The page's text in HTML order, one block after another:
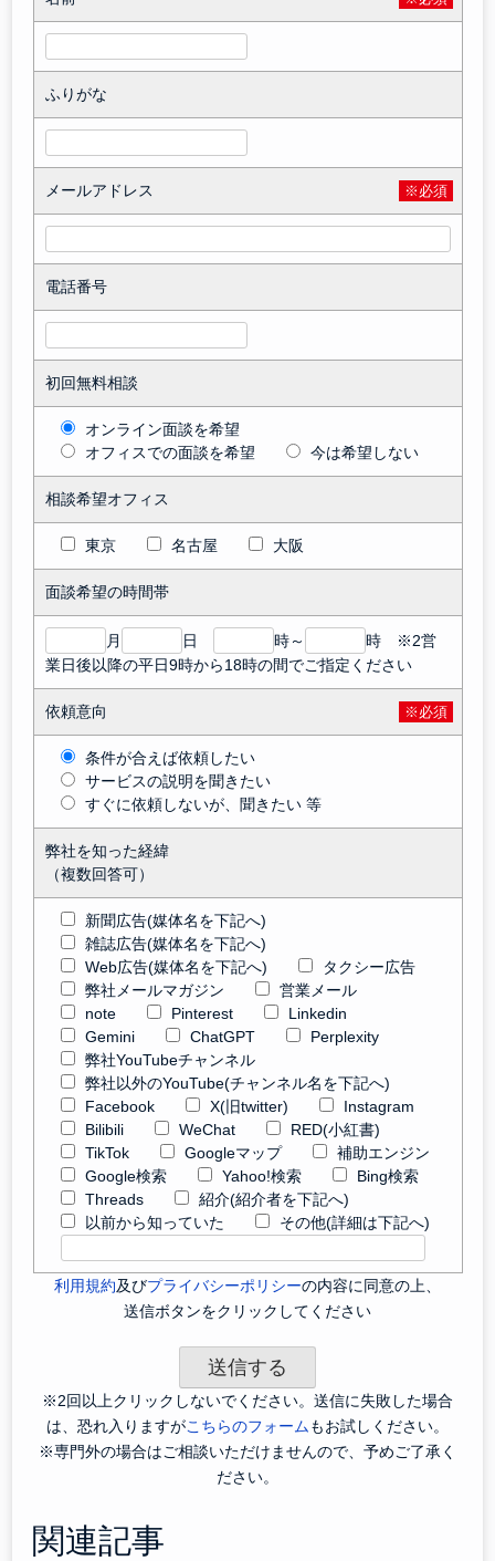
ふりがな
メールアドレス ※必須
電話番号
初回無料相談
オンライン面談を希望
オフィスでの面談を希望
今は希望しない
相談希望オフィス
東京 名古屋 大阪
面談希望の時間帯
月 日 時～
時 ※2営
業日後以降の平日9時から18時の間でご指定ください
依頼意向 ※必須
条件が合えば依頼したい
サービスの説明を聞きたい
すぐに依頼しないが、聞きたい 等
弊社を知った経緯
（複数回答可）
新聞広告(媒体名を下記へ)
雑誌広告(媒体名を下記へ)
Web広告(媒体名を下記へ)
タクシー広告
弊社メールマガジン
営業メール
note
Pinterest
Linkedin
Gemini
ChatGPT
Perplexity
弊社YouTubeチャンネル
弊社以外のYouTube(チャンネル名を下記へ)
Facebook
X(旧twitter)
Instagram
Bilibili
WeChat
RED(小紅書)
TikTok
Googleマップ
補助エンジン
Google検索
Yahoo!検索
Bing検索
Threads
紹介(紹介者を下記へ)
以前から知っていた
その他(詳細は下記へ)
利用規約及びプライバシーポリシーの内容に同意の上、
送信ボタンをクリックしてください
※2回以上クリックしないでください。送信に失敗した場合
は、恐れ入りますがこちらのフォームもお試しください。
※専門外の場合はご相談いただけませんので、予めご了承く
ださい。
関連記事